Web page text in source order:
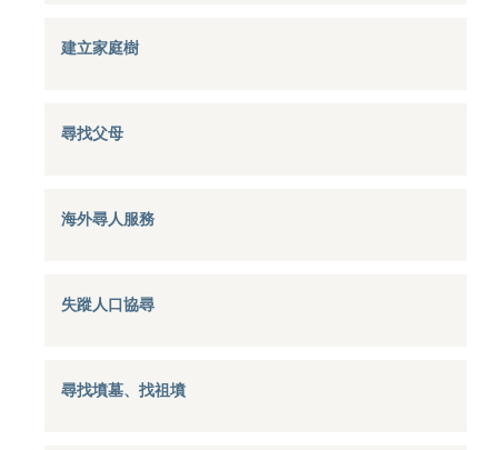
建立家庭樹
尋找父母
海外尋人服務
失蹤人口協尋
尋找墳墓、找祖墳